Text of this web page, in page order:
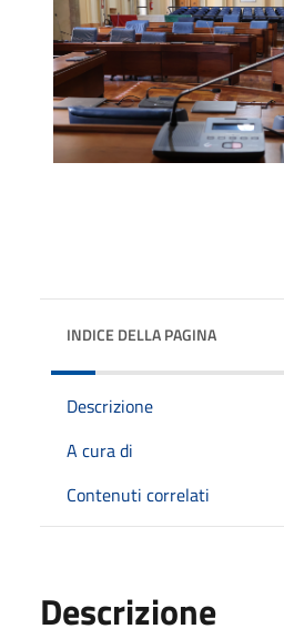
INDICE DELLA PAGINA
Descrizione
A cura di
Contenuti correlati
Descrizione